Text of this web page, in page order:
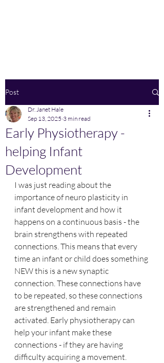
Post
Early Physiotherapy -
helping Infant
Development
Dr. Janet Hale
Sep 13, 2025 3 min read
I was just reading about the
importance of neuro plasticity in
infant development and how it
happens on a continuous basis - the
brain strengthens with repeated
connections. This means that every
time an infant or child does something
NEW this is a new synaptic
connection. These connections have
to be repeated, so these connections
are strengthened and remain
activated. Early physiotherapy can
help your infant make these
connections - if they are having
difficulty acquiring a movement.